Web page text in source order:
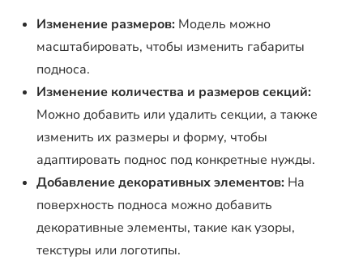
Изменение размеров: Модель можно
масштабировать, чтобы изменить габариты
подноса.
Изменение количества и размеров секций:
Можно добавить или удалить секции, а также
изменить их размеры и форму, чтобы
адаптировать поднос под конкретные нужды.
Добавление декоративных элементов: На
поверхность подноса можно добавить
декоративные элементы, такие как узоры,
текстуры или логотипы.